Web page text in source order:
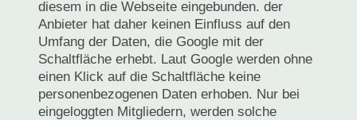
diesem in die Webseite eingebunden. der
Anbieter hat daher keinen Einfluss auf den
Umfang der Daten, die Google mit der
Schaltfläche erhebt. Laut Google werden ohne
einen Klick auf die Schaltfläche keine
personenbezogenen Daten erhoben. Nur bei
eingeloggten Mitgliedern, werden solche